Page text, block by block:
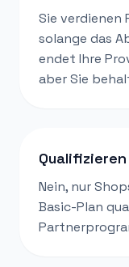
Sie verdienen
solange das
endet Ihre
aber Sie
Nein, nur
Basic-Plan